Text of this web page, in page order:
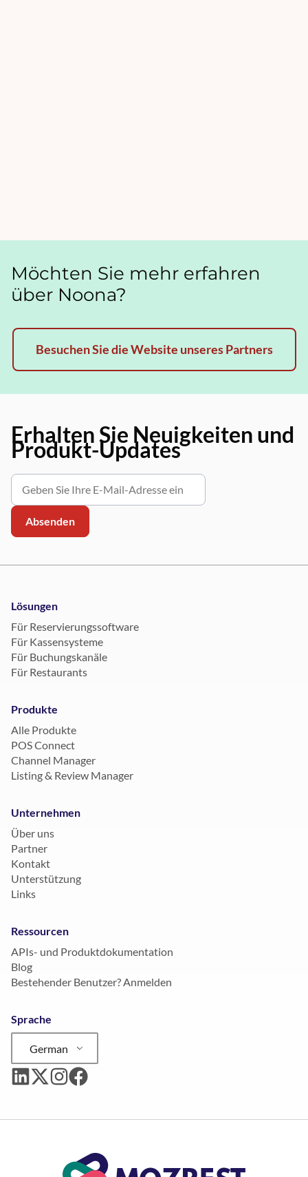
Möchten Sie mehr erfahren
über Noona?
Besuchen Sie die Website unseres Partners
Erhalten Sie Neuigkeiten und
Produkt-Updates
Lösungen
Für Reservierungssoftware
Für Kassensysteme
Für Buchungskanäle
Für Restaurants
Produkte
Alle Produkte
POS Connect
Channel Manager
Listing & Review Manager
Unternehmen
Über uns
Partner
Kontakt
Unterstützung
Links
Ressourcen
APIs- und Produktdokumentation
Blog
Bestehender Benutzer? Anmelden
Sprache
German